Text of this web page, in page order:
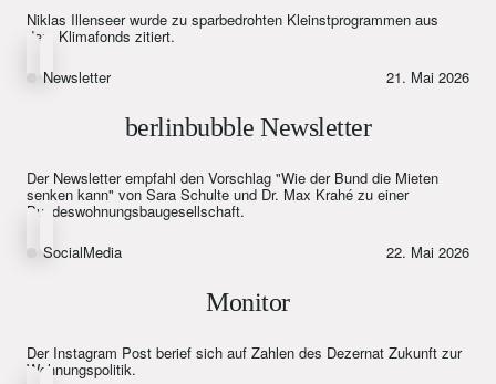
Niklas Illenseer wurde zu sparbedrohten Kleinstprogrammen aus
dem Klimafonds zitiert.
Newsletter
21. Mai 2026
berlinbubble Newsletter
Der Newsletter empfahl den Vorschlag "Wie der Bund die Mieten
senken kann" von Sara Schulte und Dr. Max Krahé zu einer
Bundeswohnungsbaugesellschaft.
SocialMedia
22. Mai 2026
Monitor
Der Instagram Post berief sich auf Zahlen des Dezernat Zukunft zur
Wohnungspolitik.